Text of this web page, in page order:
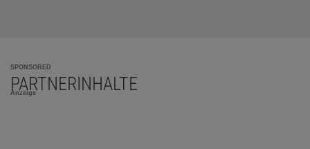
SPONSORED
PARTNERINHALTE
Anzeige